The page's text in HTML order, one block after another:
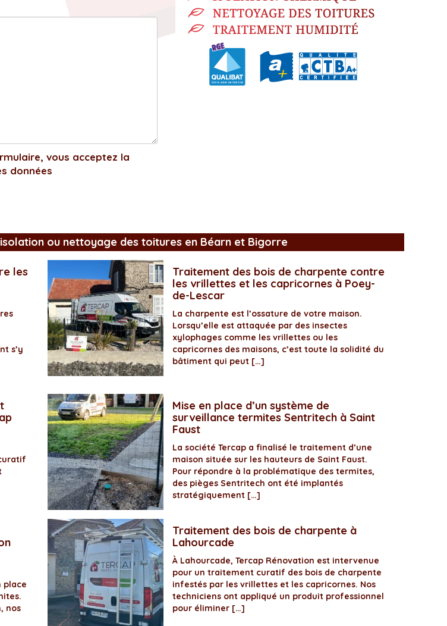
vous acceptez la
données
ou nettoyage des toitures en Béarn et Bigorre
les
s’y
Traitement des bois de charpente contre
les vrillettes et les capricornes à Poey-
de-Lescar
La charpente est l’ossature de votre maison.
Lorsqu’elle est attaquée par des insectes
xylophages comme les vrillettes ou les
capricornes des maisons, c’est toute la solidité du
bâtiment qui peut […]
Mise en place d’un système de
surveillance termites Sentritech à Saint
Faust
La société Tercap a finalisé le traitement d’une
maison située sur les hauteurs de Saint Faust.
Pour répondre à la problématique des termites,
des pièges Sentritech ont été implantés
stratégiquement […]
place
nos
Traitement des bois de charpente à
Lahourcade
À Lahourcade, Tercap Rénovation est intervenue
pour un traitement curatif des bois de charpente
infestés par les vrillettes et les capricornes. Nos
techniciens ont appliqué un produit professionnel
pour éliminer […]